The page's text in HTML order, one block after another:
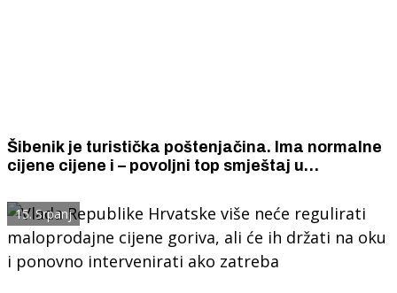
Šibenik je turistička poštenjačina. Ima normalne
cijene cijene i – povoljni top smještaj u
15. Srpanj